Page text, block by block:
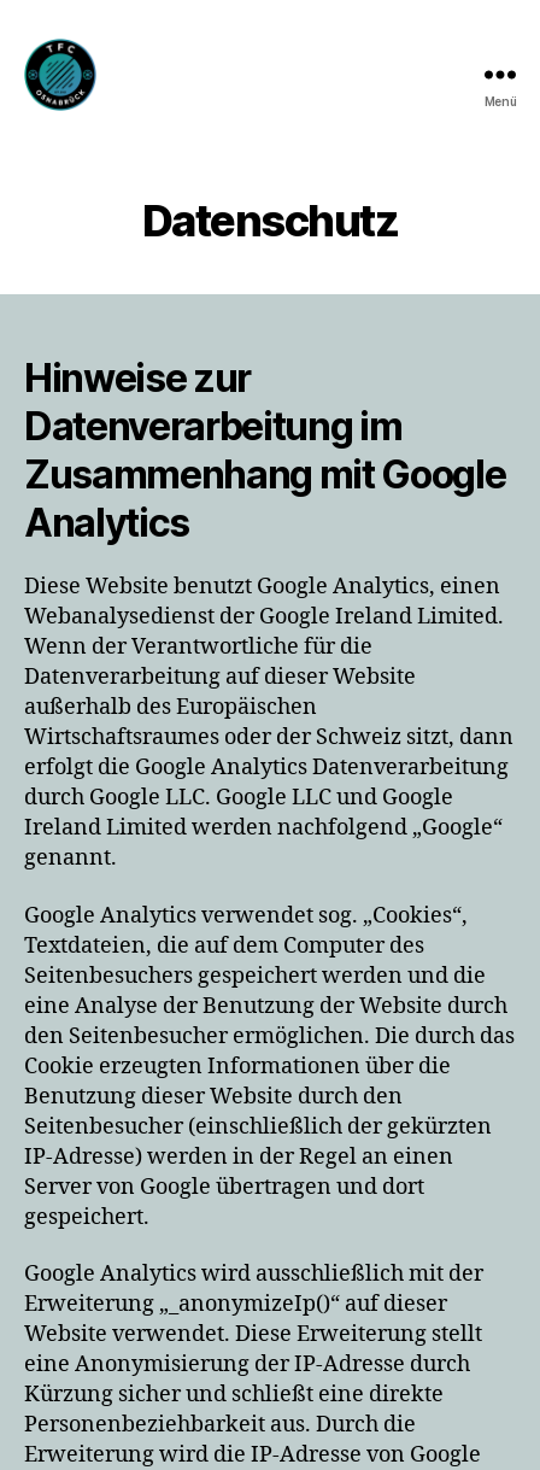
Menü
Datenschutz
Hinweise zur
Datenverarbeitung im
Zusammenhang mit Google
Analytics
Diese Website benutzt Google Analytics, einen
Webanalysedienst der Google Ireland Limited.
Wenn der Verantwortliche für die
Datenverarbeitung auf dieser Website
außerhalb des Europäischen
Wirtschaftsraumes oder der Schweiz sitzt, dann
erfolgt die Google Analytics Datenverarbeitung
durch Google LLC. Google LLC und Google
Ireland Limited werden nachfolgend „Google“
genannt.
Google Analytics verwendet sog. „Cookies“,
Textdateien, die auf dem Computer des
Seitenbesuchers gespeichert werden und die
eine Analyse der Benutzung der Website durch
den Seitenbesucher ermöglichen. Die durch das
Cookie erzeugten Informationen über die
Benutzung dieser Website durch den
Seitenbesucher (einschließlich der gekürzten
IP-Adresse) werden in der Regel an einen
Server von Google übertragen und dort
gespeichert.
Google Analytics wird ausschließlich mit der
Erweiterung „_anonymizeIp()“ auf dieser
Website verwendet. Diese Erweiterung stellt
eine Anonymisierung der IP-Adresse durch
Kürzung sicher und schließt eine direkte
Personenbeziehbarkeit aus. Durch die
Erweiterung wird die IP-Adresse von Google